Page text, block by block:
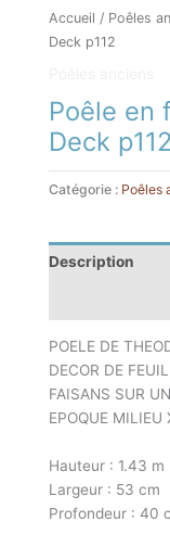
Accueil / Poêles
Deck p112
Poêle en
Deck p112
Catégorie : Poêles
Description
POELE DE
DECOR DE
FAISANS SUR
EPOQUE MILIEU
Hauteur : 1.43 m
Largeur : 53 cm
Profondeur : 40